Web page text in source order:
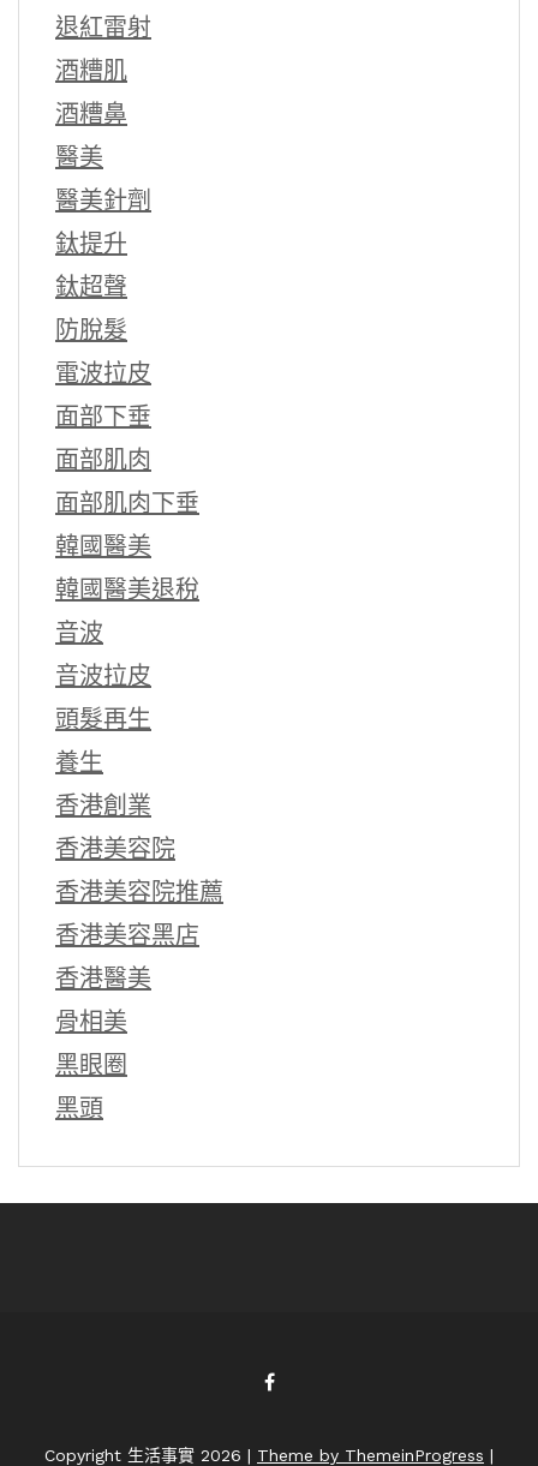
退紅雷射
酒糟肌
酒糟鼻
醫美
醫美針劑
鈦提升
鈦超聲
防脫髮
電波拉皮
面部下垂
面部肌肉
面部肌肉下垂
韓國醫美
韓國醫美退稅
音波
音波拉皮
頭髮再生
養生
香港創業
香港美容院
香港美容院推薦
香港美容黑店
香港醫美
骨相美
黑眼圈
黑頭
Copyright 生活事實 2026 | Theme by ThemeinProgress |